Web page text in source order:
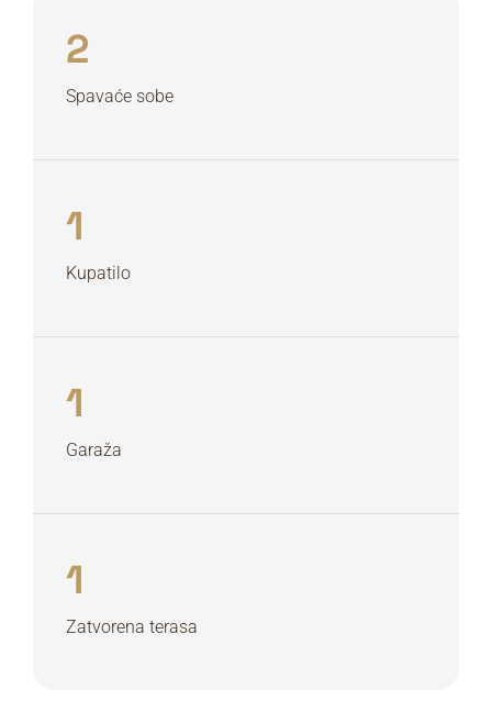
2
Spavaće sobe
1
Kupatilo
1
Garaža
1
Zatvorena terasa